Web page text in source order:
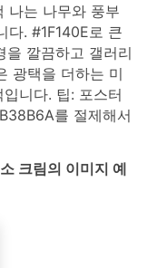
나는 나무와 풍부
다. #1F140E로 큰
을 깔끔하고 갤러리
광택을 더하는 미
니다. 팁: 포스터
를 절제해서
크림의 이미지 예